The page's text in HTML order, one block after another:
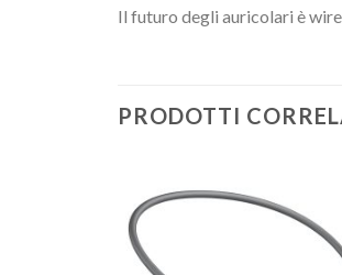
Il futuro degli auricolari è
PRODOTTI